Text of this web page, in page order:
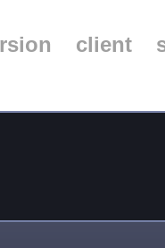
client